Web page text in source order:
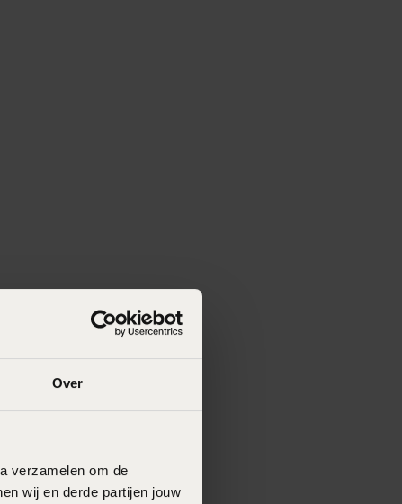
Over
verzamelen om de
wij en derde partijen jouw